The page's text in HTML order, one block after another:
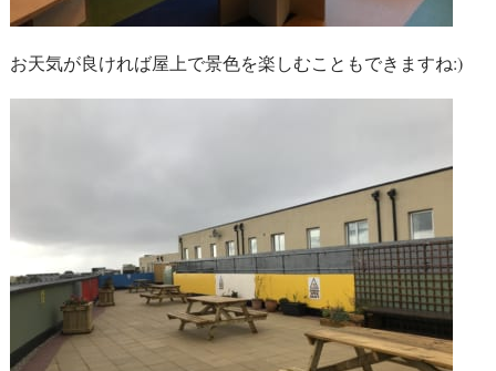
お天気が良ければ屋上で景色を楽しむこともできますね:)